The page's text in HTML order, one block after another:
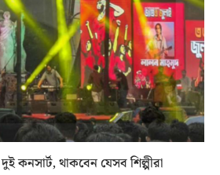
কনসার্ট, থাকবেন যেসব শিল্পীরা